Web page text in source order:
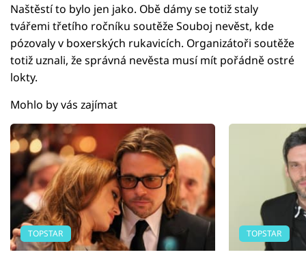
Naštěstí to bylo jen jako. Obě dámy se totiž staly
tvářemi třetího ročníku soutěže Souboj nevěst, kde
pózovaly v boxerských rukavicích. Organizátoři soutěže
totiž uznali, že správná nevěsta musí mít pořádně ostré
lokty.
Mohlo by vás zajímat
TOPSTAR TOPSTAR